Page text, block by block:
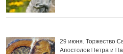
29 июня. Торжество
Апостолов Петра и